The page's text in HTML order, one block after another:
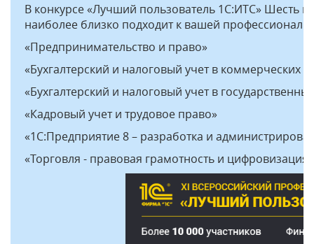
В конкурсе «Лучший пользователь 1С:ИТС» Шесть
наиболее близко подходит к вашей
«Предпринимательство и право»
«Бухгалтерский и налоговый учет в коммерческих
«Бухгалтерский и налоговый учет в
«Кадровый учет и трудовое право»
«1С:Предприятие 8 – разработка и
«Торговля - правовая грамотность и цифровизация